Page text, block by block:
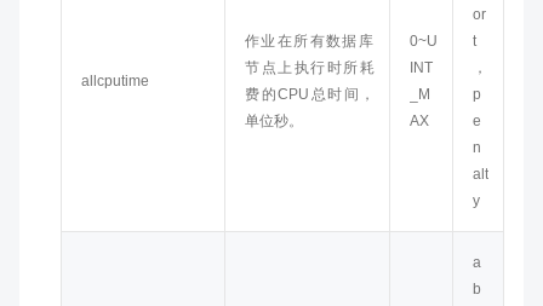
allcputime
作业在所有数据库
节点上执行时所耗
费的CPU总时间，
单位秒。
0~U
INT
_M
AX
or
t
，
p
e
n
alt
y
a
b